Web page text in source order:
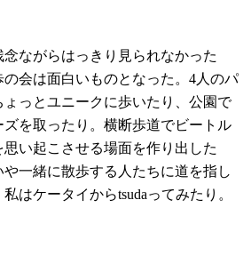
ながらはっきり見られなかった
会は面白いものとなった。4人のパ
っとユニークに歩いたり、公園で
を取ったり。横断歩道でビートル
い起こさせる場面を作り出した
一緒に散歩する人たちに道を指し
はケータイからtsudaってみたり。